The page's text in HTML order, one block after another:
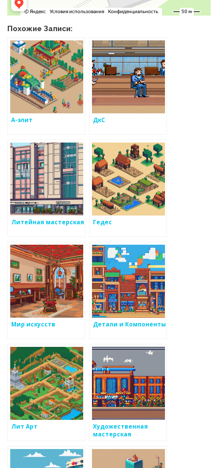
Похожие Записи:
А-элит ДкС
Литейная мастерская Гедес
Мир искусств Детали и Компоненты
Лит Арт
Художественная
мастерская